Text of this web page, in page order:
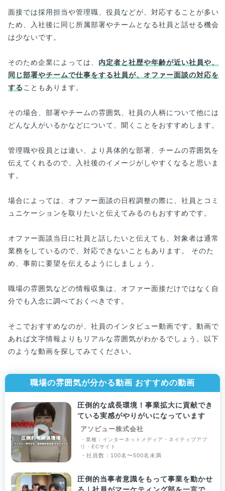
面接では採用担当や管理職、役員などが、対応することが多い
ため、入社後に同じ所属部署やチームとなる社員と話せる機会
は少ないです。
そのため企業によっては、 内定者と社歴や年齢が近い社員や、
同じ部署やチームで仕事をする社員が、オファー面談の対応を
する こともあります。
その場合、部署やチームの雰囲気、社員の人柄について他には
どんな人がいるかなどについて、聞くことをおすすめします。
管理職や役員とは違い、より具体的な部署、チームの雰囲気を
伝えてくれるので、入社後のイメージがしやすくなると思いま
す。
場合によっては、オファー面談の日程調整の際に、社員とコミ
ュニケーションを取りたいと伝えてみるのもおすすめです。
オファー面談当日に社員と話したいと伝えても、対象者は通常
業務をしているので、対応できないこともあります。 そのた
め、事前に要望を伝えるようにしましょう。
職場の雰囲気などの情報収集は、オファー面接だけではなく自
分でも入念に調べておくべきです。
そこでおすすめなのが、社員のインタビュー動画です。動画で
あれば文字情報よりもリアルな雰囲気がわかるでしょう。以下
のような動画を探してみてください。
職場の雰囲気が分かる動画 おすすめの動画
圧倒的な成長環境！事業拡大に貢献でき
ている実感がやりがいになっています
アソビュー株式会社
・業種：インターネットメディア・ネイティブアプ
リ・ECサイト
・社員数：100名〜500名未満
圧倒的当事者意識をもって事業を動かせ